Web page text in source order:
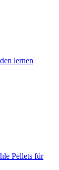
lernen
Pellets für